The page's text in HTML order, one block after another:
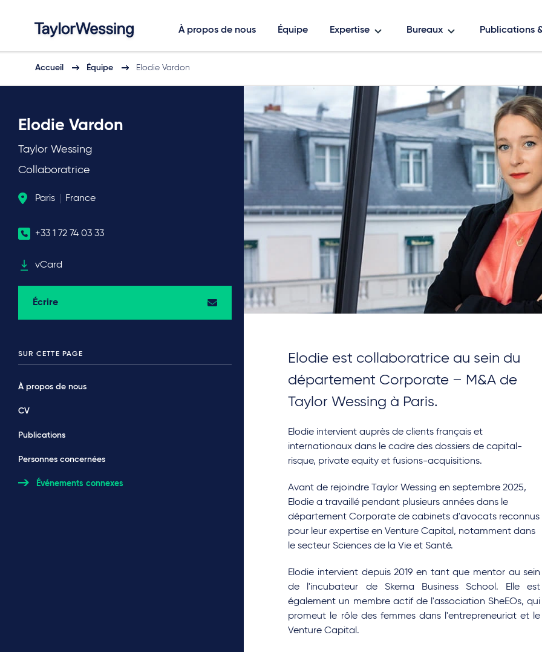
À propos de nous Équipe Expertise Bureaux Publications
Accueil Équipe Elodie Vardon
Elodie Vardon
Taylor Wessing
Collaboratrice
Paris France
+33 1 72 74 03 33
vCard
Écrire
SUR CETTE PAGE
À propos de nous
CV
Publications
Personnes concernées
Événements connexes
Elodie est collaboratrice au sein du
département Corporate – M&A de
Taylor Wessing à Paris.
Elodie intervient auprès de clients français et
internationaux dans le cadre des dossiers de capital-
risque, private equity et fusions-acquisitions.
Avant de rejoindre Taylor Wessing en septembre 2025,
Elodie a travaillé pendant plusieurs années dans le
département Corporate de cabinets d'avocats reconnus
pour leur expertise en Venture Capital, notamment dans
le secteur Sciences de la Vie et Santé.
Elodie intervient depuis 2019 en tant que mentor au sein
de l'incubateur de Skema Business School. Elle est
également un membre actif de l'association SheEOs, qui
promeut le rôle des femmes dans l'entrepreneuriat et le
Venture Capital.